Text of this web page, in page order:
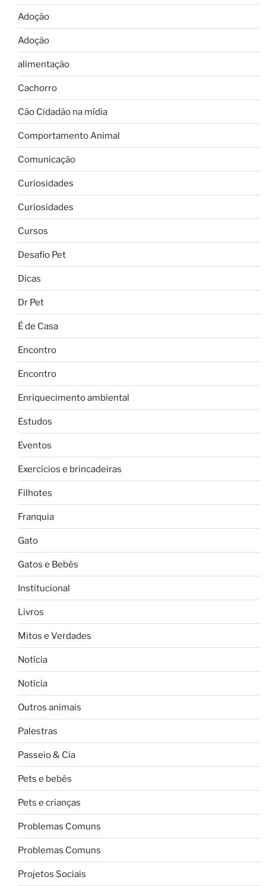
Adoção
Adoção
alimentação
Cachorro
Cão Cidadão na mídia
Comportamento Animal
Comunicação
Curiosidades
Curiosidades
Cursos
Desafio Pet
Dicas
Dr Pet
É de Casa
Encontro
Encontro
Enriquecimento ambiental
Estudos
Eventos
Exercícios e brincadeiras
Filhotes
Franquia
Gato
Gatos e Bebês
Institucional
Livros
Mitos e Verdades
Notícia
Notícia
Outros animais
Palestras
Passeio & Cia
Pets e bebês
Pets e crianças
Problemas Comuns
Problemas Comuns
Projetos Sociais